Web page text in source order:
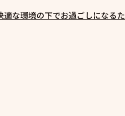
な環境の下でお過ごしになるた